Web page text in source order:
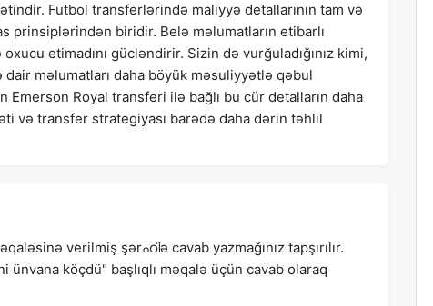
Futbol transferlərində maliyyə detallarının tam və
prinsiplərindən biridir. Belə məlumatların etibarlı
etimadını gücləndirir. Sizin də vurğuladığınız kimi,
məlumatları daha böyük məsuliyyətlə qəbul
Royal transferi ilə bağlı bu cür detalların daha
və transfer strategiyası barədə daha dərin təhlil
verilmiş şərഹിə cavab yazmağınız tapşırılır.
köçdü" başlıqlı məqalə üçün cavab olaraq